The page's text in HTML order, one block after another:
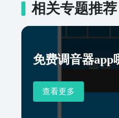
相关专题推荐
免费调音器app
查看更多